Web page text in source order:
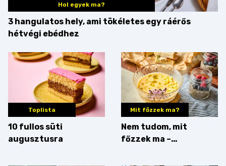
Hol egyek ma?
3 hangulatos hely, ami tökéletes egy ráérős
hétvégi ebédhez
Toplista
10 fullos süti
augusztusra
Mit főzzek ma?
Nem tudom, mit
főzzek ma –